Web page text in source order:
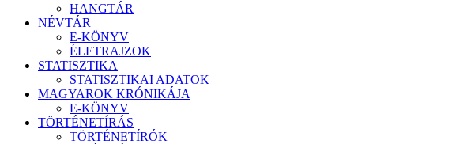
HANGTÁR
NÉVTÁR
E-KÖNYV
ÉLETRAJZOK
STATISZTIKA
STATISZTIKAI ADATOK
MAGYAROK KRÓNIKÁJA
E-KÖNYV
TÖRTÉNETÍRÁS
TÖRTÉNETÍRÓK